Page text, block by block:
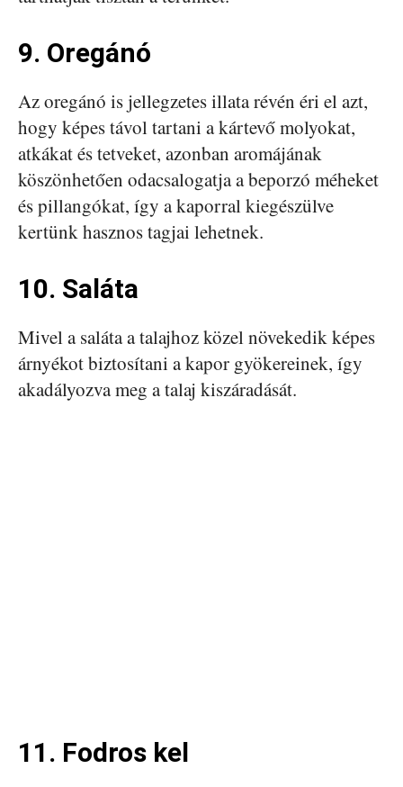
9. Oregánó
Az oregánó is jellegzetes illata révén éri el azt,
hogy képes távol tartani a kártevő molyokat,
atkákat és tetveket, azonban aromájának
köszönhetően odacsalogatja a beporzó méheket
és pillangókat, így a kaporral kiegészülve
kertünk hasznos tagjai lehetnek.
10. Saláta
Mivel a saláta a talajhoz közel növekedik képes
árnyékot biztosítani a kapor gyökereinek, így
akadályozva meg a talaj kiszáradását.
11. Fodros kel